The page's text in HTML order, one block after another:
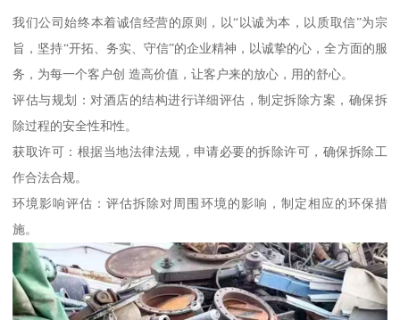
我们公司始终本着诚信经营的原则，以“以诚为本，以质取信”为宗
旨，坚持“开拓、务实、守信”的企业精神，以诚挚的心，全方面的服
务，为每一个客户创 造高价值，让客户来的放心，用的舒心。
评估与规划：对酒店的结构进行详细评估，制定拆除方案，确保拆
除过程的安全性和性。
获取许可：根据当地法律法规，申请必要的拆除许可，确保拆除工
作合法合规。
环境影响评估：评估拆除对周围环境的影响，制定相应的环保措
施。